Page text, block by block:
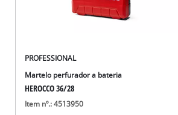
PROFESSIONAL
Martelo perfurador a bateria
HEROCCO 36/28
Item nº.: 4513950